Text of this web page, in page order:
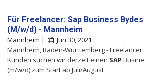
Für Freelancer: Sap Business
(M/w/d) - Mannheim
Mannheim |
Jun 30, 2021
Mannheim, Baden-Württemberg -
Kunden suchen wir derzeit einen SAP
(m/w/d) zum Start ab Juli/August